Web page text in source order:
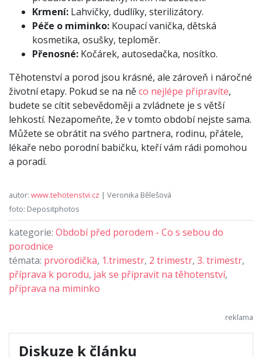
Krmení: Lahvičky, dudlíky, sterilizátory.
Péče o miminko: Koupací vanička, dětská
kosmetika, osušky, teploměr.
Přenosné: Kočárek, autosedačka, nosítko.
Těhotenství a porod jsou krásné, ale zároveň i náročné
životní etapy. Pokud se na něco nejlépe připravíte,
budete se cítit sebevědoměji a zvládnete je s větší
lehkostí. Nezapomeňte, že v tomto období nejste sama.
Můžete se obrátit na svého partnera, rodinu, přátele,
lékaře nebo porodní babičku, kteří vám rádi pomohou
a poradí.
autor: www.tehotenstvi.cz | Veronika Bělešová
foto: Depositphotos
kategorie: Období před porodem - Co s sebou do
porodnice
témata: prvorodička, 1.trimestr, 2 trimestr, 3. trimestr,
příprava k porodu, jak se připravit na těhotenství,
příprava na miminko
Diskuze k článku